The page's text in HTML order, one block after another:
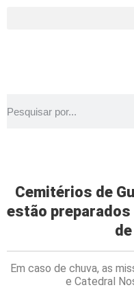
Cemitérios de
estão preparados
Em caso de chuva, as
e Catedral